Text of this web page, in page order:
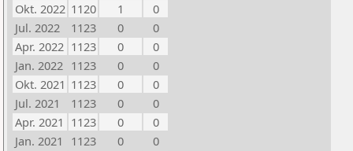
Okt. 2022 1120 1
0
Jul. 2022
1123 0
0
Apr. 2022 1123 0
0
Jan. 2022 1123 0
0
Okt. 2021 1123 0
0
Jul. 2021
1123 0
0
Apr. 2021 1123 0
0
Jan. 2021
1123 0
0